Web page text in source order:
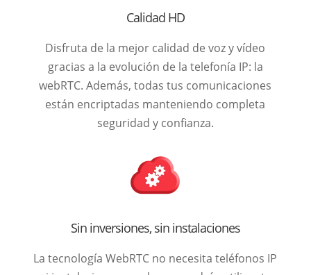
Calidad HD
Disfruta de la mejor calidad de voz y vídeo
gracias a la evolución de la telefonía IP: la
webRTC. Además, todas tus comunicaciones
están encriptadas manteniendo completa
seguridad y confianza.
Sin inversiones, sin instalaciones
La tecnología WebRTC no necesita teléfonos IP